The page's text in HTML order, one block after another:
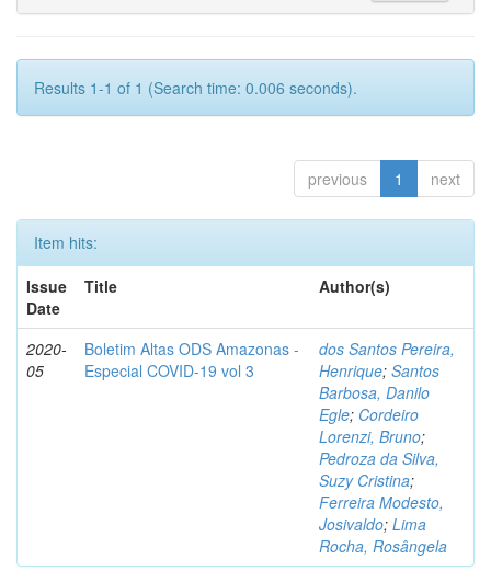
Results 1-1 of 1 (Search time: 0.006 seconds).
previous 1 next
Item hits:
Issue
Date
Title Author(s)
2020-
05
Boletim Altas ODS Amazonas -
Especial COVID-19 vol 3
dos Santos Pereira,
Henrique; Santos
Barbosa, Danilo
Egle; Cordeiro
Lorenzi, Bruno;
Pedroza da Silva,
Suzy Cristina;
Ferreira Modesto,
Josivaldo; Lima
Rocha, Rosângela